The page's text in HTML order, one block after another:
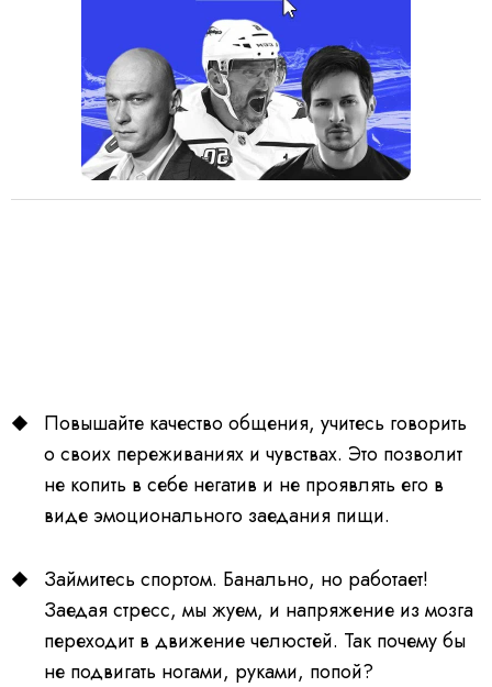
Повышайте качество общения, учитесь говорить
о своих переживаниях и чувствах. Это позволит
не копить в себе негатив и не проявлять его в
виде эмоционального заедания пищи.
Займитесь спортом. Банально, но работает!
Заедая стресс, мы жуем, и напряжение из мозга
переходит в движение челюстей. Так почему бы
не подвигать ногами, руками, попой?